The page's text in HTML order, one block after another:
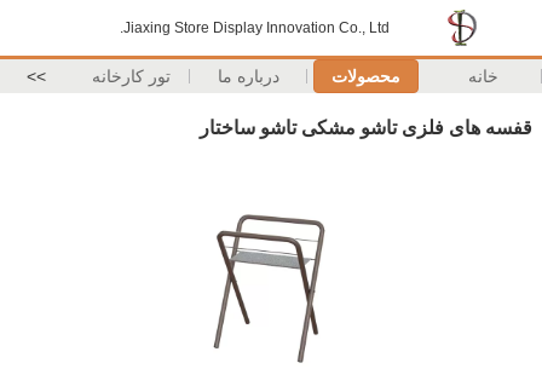
Jiaxing Store Display Innovation Co., Ltd.
خانه محصولات درباره ما تور کارخانه >>
قفسه های فلزی تاشو مشکی تاشو ساختار